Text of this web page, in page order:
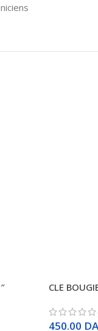
CLE
450.00 DA